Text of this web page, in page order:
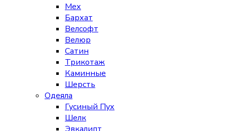
Мех
Бархат
Велсофт
Велюр
Сатин
Трикотаж
Каминные
Шерсть
Одеяла
Гусиный Пух
Шелк